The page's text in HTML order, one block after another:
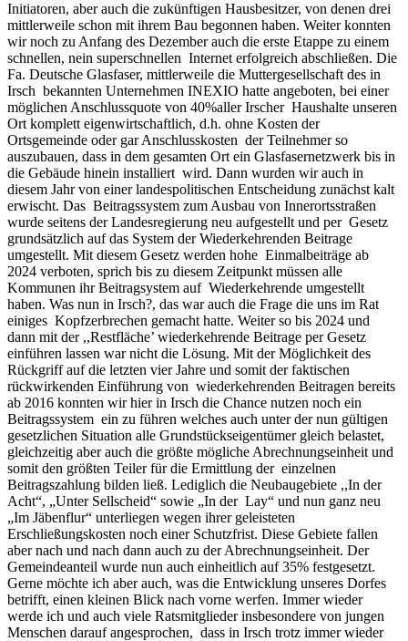
Initiatoren, aber auch die zukünftigen Hausbesitzer, von denen drei
mittlerweile schon mit ihrem Bau begonnen haben. Weiter konnten
wir noch zu Anfang des Dezember auch die erste Etappe zu einem
schnellen, nein superschnellen Internet erfolgreich abschließen. Die
Fa. Deutsche Glasfaser, mittlerweile die Muttergesellschaft des in
Irsch bekannten Unternehmen INEXIO hatte angeboten, bei einer
möglichen Anschlussquote von 40%aller Irscher Haushalte unseren
Ort komplett eigenwirtschaftlich, d.h. ohne Kosten der
Ortsgemeinde oder gar Anschlusskosten der Teilnehmer so
auszubauen, dass in dem gesamten Ort ein Glasfasernetzwerk bis in
die Gebäude hinein installiert wird. Dann wurden wir auch in
diesem Jahr von einer landespolitischen Entscheidung zunächst kalt
erwischt. Das Beitragssystem zum Ausbau von Innerortsstraßen
wurde seitens der Landesregierung neu aufgestellt und per Gesetz
grundsätzlich auf das System der Wiederkehrenden Beitrage
umgestellt. Mit diesem Gesetz werden hohe Einmalbeiträge ab
2024 verboten, sprich bis zu diesem Zeitpunkt müssen alle
Kommunen ihr Beitragsystem auf Wiederkehrende umgestellt
haben. Was nun in Irsch?, das war auch die Frage die uns im Rat
einiges Kopfzerbrechen gemacht hatte. Weiter so bis 2024 und
dann mit der ,,Restfläche’ wiederkehrende Beitrage per Gesetz
einführen lassen war nicht die Lösung. Mit der Möglichkeit des
Rückgriff auf die letzten vier Jahre und somit der faktischen
rückwirkenden Einführung von wiederkehrenden Beitragen bereits
ab 2016 konnten wir hier in Irsch die Chance nutzen noch ein
Beitragssystem ein zu führen welches auch unter der nun gültigen
gesetzlichen Situation alle Grundstückseigentümer gleich belastet,
gleichzeitig aber auch die größte mögliche Abrechnungseinheit und
somit den größten Teiler für die Ermittlung der einzelnen
Beitragszahlung bilden ließ. Lediglich die Neubaugebiete ,,In der
Acht“, „Unter Sellscheid“ sowie „In der Lay“ und nun ganz neu
„Im Jäbenflur“ unterliegen wegen ihrer geleisteten
Erschließungskosten noch einer Schutzfrist. Diese Gebiete fallen
aber nach und nach dann auch zu der Abrechnungseinheit. Der
Gemeindeanteil wurde nun auch einheitlich auf 35% festgesetzt.
Gerne möchte ich aber auch, was die Entwicklung unseres Dorfes
betrifft, einen kleinen Blick nach vorne werfen. Immer wieder
werde ich und auch viele Ratsmitglieder insbesondere von jungen
Menschen darauf angesprochen, dass in Irsch trotz immer wieder